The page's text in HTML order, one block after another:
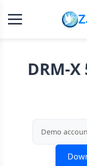
DRM-X
Demo